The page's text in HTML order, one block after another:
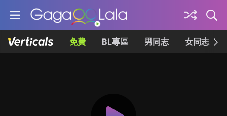
免費 BL專區 男同志 女同志